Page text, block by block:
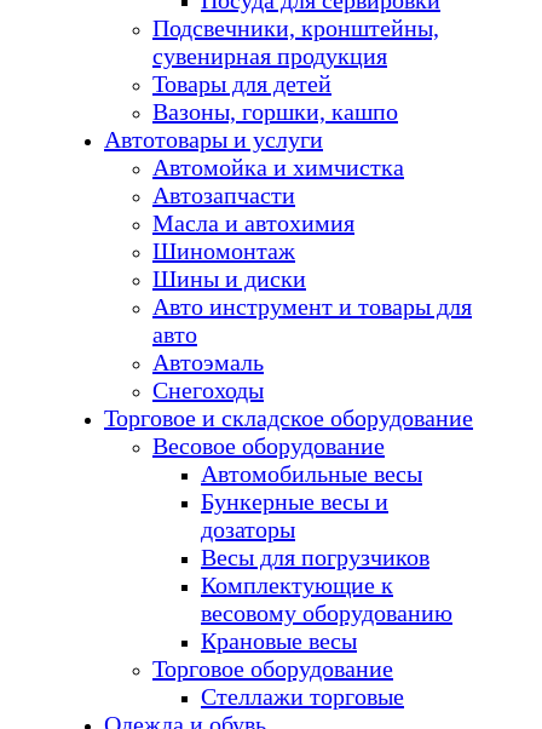
Подсвечники, кронштейны,
сувенирная продукция
Товары для детей
Вазоны, горшки, кашпо
Автотовары и услуги
Автомойка и химчистка
Автозапчасти
Масла и автохимия
Шиномонтаж
Шины и диски
Авто инструмент и товары для
авто
Автоэмаль
Снегоходы
Торговое и складское оборудование
Весовое оборудование
Автомобильные весы
Бункерные весы и
дозаторы
Весы для погрузчиков
Комплектующие к
весовому оборудованию
Крановые весы
Торговое оборудование
Стеллажи торговые